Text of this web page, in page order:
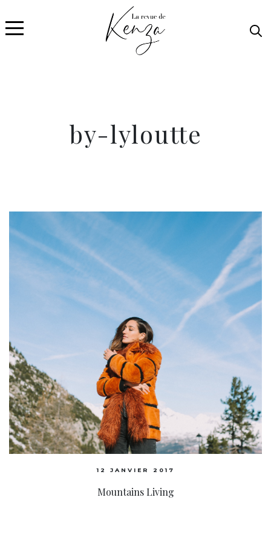
by-lyloutte
12 JANVIER 2017
Mountains Living